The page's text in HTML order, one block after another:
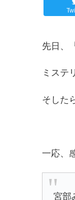
先日、
ミステ
そした
一応、
宮部